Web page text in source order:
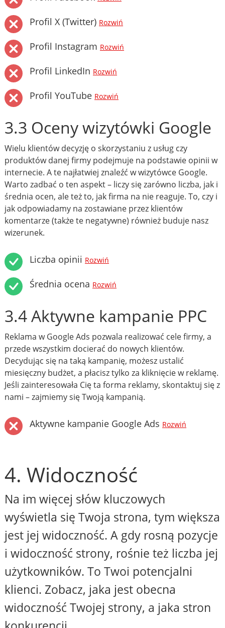
Profil X (Twitter) Rozwiń
Profil Instagram Rozwiń
Profil LinkedIn Rozwiń
Profil YouTube Rozwiń
3.3 Oceny wizytówki Google
Wielu klientów decyzję o skorzystaniu z usług czy
produktów danej firmy podejmuje na podstawie opinii w
internecie. A te najłatwiej znaleźć w wizytówce Google.
Warto zadbać o ten aspekt – liczy się zarówno liczba, jak i
średnia ocen, ale też to, jak firma na nie reaguje. To, czy i
jak odpowiadamy na zostawiane przez klientów
komentarze (także te negatywne) również buduje nasz
wizerunek.
Liczba opinii Rozwiń
Średnia ocena Rozwiń
3.4 Aktywne kampanie PPC
Reklama w Google Ads pozwala realizować cele firmy, a
przede wszystkim docierać do nowych klientów.
Decydując się na taką kampanię, możesz ustalić
miesięczny budżet, a płacisz tylko za kliknięcie w reklamę.
Jeśli zainteresowała Cię ta forma reklamy, skontaktuj się z
nami – zajmiemy się Twoją kampanią.
Aktywne kampanie Google Ads Rozwiń
4. Widoczność
Na im więcej słów kluczowych
wyświetla się Twoja strona, tym większa
jest jej widoczność. A gdy rosną pozycje
i widoczność strony, rośnie też liczba jej
użytkowników. To Twoi potencjalni
klienci. Zobacz, jaka jest obecna
widoczność Twojej strony, a jaka stron